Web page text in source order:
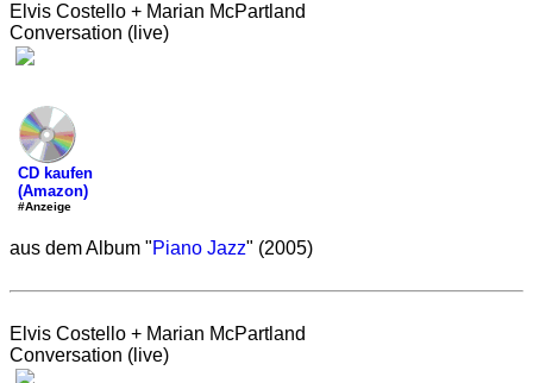
Elvis Costello + Marian McPartland
Conversation (live)
CD kaufen
(Amazon)
#Anzeige
aus dem Album "Piano Jazz" (2005)
Elvis Costello + Marian McPartland
Conversation (live)